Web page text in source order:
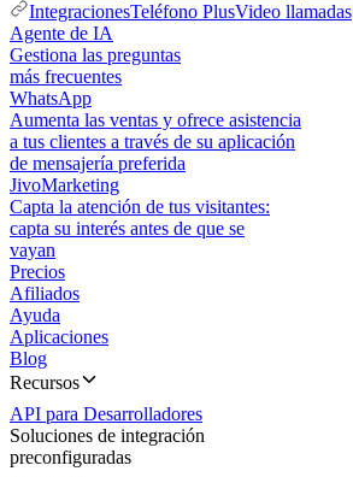
IntegracionesTeléfono PlusVideo llamadas
Agente de IA
Gestiona las preguntas
más frecuentes
WhatsApp
Aumenta las ventas y ofrece asistencia
a tus clientes a través de su aplicación
de mensajería preferida
JivoMarketing
Capta la atención de tus visitantes:
capta su interés antes de que se
vayan
Precios
Afiliados
Ayuda
Aplicaciones
Blog
Recursos
API para Desarrolladores
Soluciones de integración
preconfiguradas